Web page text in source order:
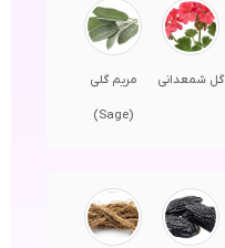
گل شمعدانی مریم گلی
(Sage)